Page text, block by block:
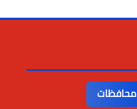
محافظات